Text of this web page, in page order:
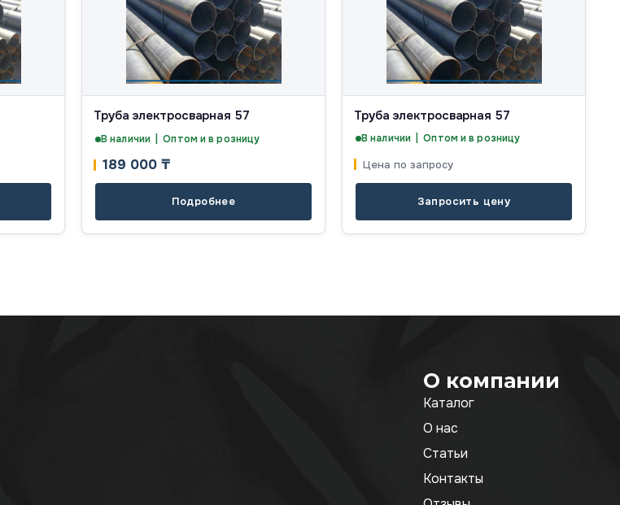
Труба электросварная 57
В наличии | Оптом и в розницу
189 000 ₸
Подробнее
Труба электросварная 57
В наличии | Оптом и в розницу
Цена по запросу
Запросить цену
О компании
Каталог
О нас
Статьи
Контакты